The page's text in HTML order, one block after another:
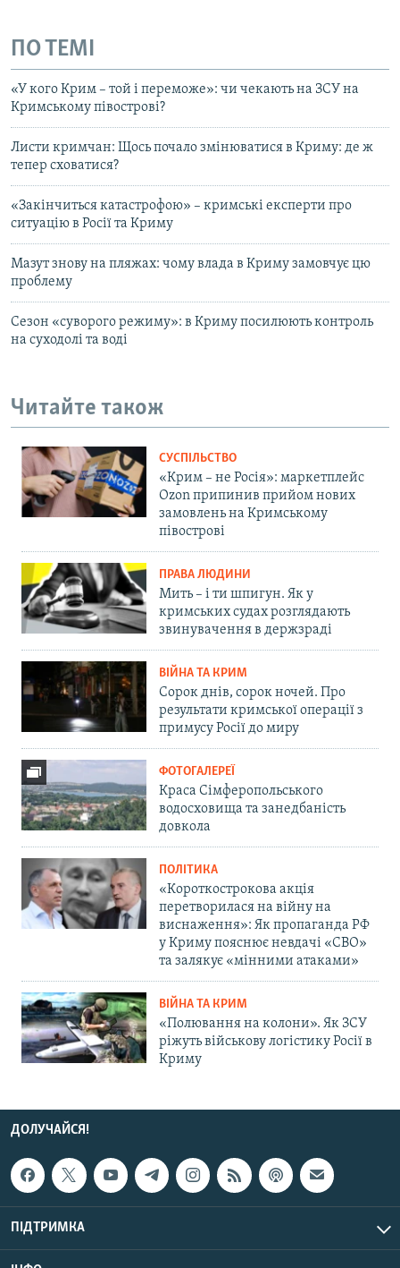
ПО ТЕМІ
«У кого Крим – той і переможе»: чи чекають на ЗСУ на
Кримському півострові?
Листи кримчан: Щось почало змінюватися в Криму: де ж
тепер сховатися?
«Закінчиться катастрофою» – кримські експерти про
ситуацію в Росії та Криму
Мазут знову на пляжах: чому влада в Криму замовчує цю
проблему
Сезон «суворого режиму»: в Криму посилюють контроль
на суходолі та воді
Читайте також
СУСПІЛЬСТВО
«Крим – не Росія»: маркетплейс
Ozon припинив прийом нових
замовлень на Кримському
півострові
ПРАВА ЛЮДИНИ
Мить – і ти шпигун. Як у
кримських судах розглядають
звинувачення в держзраді
ВІЙНА ТА КРИМ
Сорок днів, сорок ночей. Про
результати кримської операції з
примусу Росії до миру
ФОТОГАЛЕРЕЇ
Краса Сімферопольського
водосховища та занедбаність
довкола
ПОЛІТИКА
«Короткострокова акція
перетворилася на війну на
виснаження»: Як пропаганда РФ
у Криму пояснює невдачі «СВО»
та залякує «мінними атаками»
ВІЙНА ТА КРИМ
«Полювання на колони». Як ЗСУ
ріжуть військову логістику Росії в
Криму
ДОЛУЧАЙСЯ!
ПІДТРИМКА